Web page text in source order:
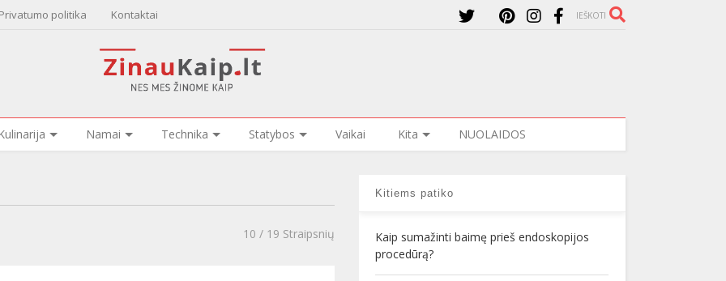
politika Kontaktai IEŠKOTI
Namai Technika Statybos Vaikai Kita NUOLAIDOS
10 / 19 Straipsnių
Kitiems patiko
Kaip sumažinti baimę prieš endoskopijos
procedūrą?